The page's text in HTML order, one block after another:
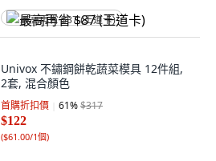
最高再省 $87 (王道卡)
Univox 不鏽鋼餅乾蔬菜模具 12件組,
2套, 混合顏色
首購折扣價 61%$317
$122
($61.00/1個)